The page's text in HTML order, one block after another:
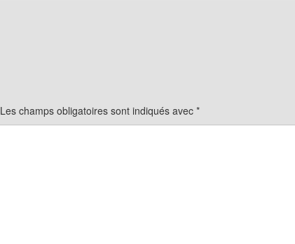
Les champs obligatoires sont indiqués avec *